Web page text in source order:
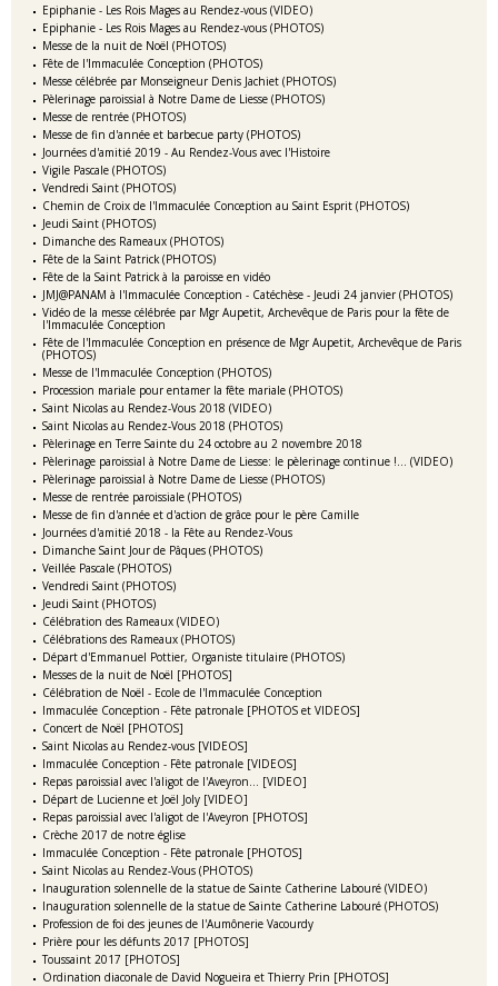
Epiphanie - Les Rois Mages au Rendez-vous (VIDEO)
Epiphanie - Les Rois Mages au Rendez-vous (PHOTOS)
Messe de la nuit de Noël (PHOTOS)
Fête de l'Immaculée Conception (PHOTOS)
Messe célébrée par Monseigneur Denis Jachiet (PHOTOS)
Pèlerinage paroissial à Notre Dame de Liesse (PHOTOS)
Messe de rentrée (PHOTOS)
Messe de fin d'année et barbecue party (PHOTOS)
Journées d'amitié 2019 - Au Rendez-Vous avec l'Histoire
Vigile Pascale (PHOTOS)
Vendredi Saint (PHOTOS)
Chemin de Croix de l'Immaculée Conception au Saint Esprit (PHOTOS)
Jeudi Saint (PHOTOS)
Dimanche des Rameaux (PHOTOS)
Fête de la Saint Patrick (PHOTOS)
Fête de la Saint Patrick à la paroisse en vidéo
JMJ@PANAM à l'Immaculée Conception - Catéchèse - Jeudi 24 janvier (PHOTOS)
Vidéo de la messe célébrée par Mgr Aupetit, Archevêque de Paris pour la fête de
l'Immaculée Conception
Fête de l'Immaculée Conception en présence de Mgr Aupetit, Archevêque de Paris
(PHOTOS)
Messe de l'Immaculée Conception (PHOTOS)
Procession mariale pour entamer la fête mariale (PHOTOS)
Saint Nicolas au Rendez-Vous 2018 (VIDEO)
Saint Nicolas au Rendez-Vous 2018 (PHOTOS)
Pèlerinage en Terre Sainte du 24 octobre au 2 novembre 2018
Pèlerinage paroissial à Notre Dame de Liesse: le pèlerinage continue !... (VIDEO)
Pèlerinage paroissial à Notre Dame de Liesse (PHOTOS)
Messe de rentrée paroissiale (PHOTOS)
Messe de fin d'année et d'action de grâce pour le père Camille
Journées d'amitié 2018 - la Fête au Rendez-Vous
Dimanche Saint Jour de Pâques (PHOTOS)
Veillée Pascale (PHOTOS)
Vendredi Saint (PHOTOS)
Jeudi Saint (PHOTOS)
Célébration des Rameaux (VIDEO)
Célébrations des Rameaux (PHOTOS)
Départ d'Emmanuel Pottier, Organiste titulaire (PHOTOS)
Messes de la nuit de Noël [PHOTOS]
Célébration de Noël - Ecole de l'Immaculée Conception
Immaculée Conception - Fête patronale [PHOTOS et VIDEOS]
Concert de Noël [PHOTOS]
Saint Nicolas au Rendez-vous [VIDEOS]
Immaculée Conception - Fête patronale [VIDEOS]
Repas paroissial avec l'aligot de l'Aveyron... [VIDEO]
Départ de Lucienne et Joël Joly [VIDEO]
Repas paroissial avec l'aligot de l'Aveyron [PHOTOS]
Crèche 2017 de notre église
Immaculée Conception - Fête patronale [PHOTOS]
Saint Nicolas au Rendez-Vous (PHOTOS)
Inauguration solennelle de la statue de Sainte Catherine Labouré (VIDEO)
Inauguration solennelle de la statue de Sainte Catherine Labouré (PHOTOS)
Profession de foi des jeunes de l'Aumônerie Vacourdy
Prière pour les défunts 2017 [PHOTOS]
Toussaint 2017 [PHOTOS]
Ordination diaconale de David Nogueira et Thierry Prin [PHOTOS]